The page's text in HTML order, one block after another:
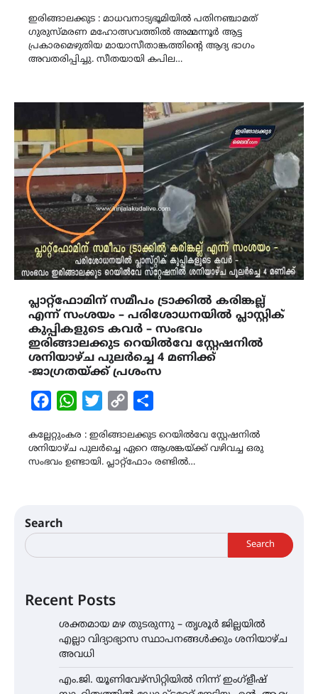
ഇരിങ്ങാലക്കുട : മാധവനാട്യഭൂമിയിൽ പതിനഞ്ചാമത്
ഗുരുസ്മരണ മഹോത്സവത്തിൽ അമ്മന്നൂർ ആട്ട
പ്രകാരമെഴുതിയ മായാസീതാങ്കത്തിന്‍റെ ആദ്യ ഭാഗം
അവതരിപ്പിച്ചു. സീതയായി കപില…
പ്ലാറ്റ്ഫോമിന് സമീപം ട്രാക്കിൽ കരിങ്കല്ല്
എന്ന് സംശയം – പരിശോധനയിൽ പ്ലാസ്റ്റിക്
കുപ്പികളുടെ കവർ – സംഭവം
ഇരിങ്ങാലക്കുട റെയിൽവേ സ്റ്റേഷനിൽ
ശനിയാഴ്ച പുലർച്ചെ 4 മണിക്ക്
-ജാഗ്രതയ്ക്ക് പ്രശംസ
FacebookWhatsAppTwitterCopy
കല്ലേറ്റുംകര : ഇരിങ്ങാലക്കുട റെയിൽവേ സ്റ്റേഷനിൽ
ശനിയാഴ്ച പുലർച്ചെ ഏറെ ആശങ്കയ്ക്ക് വഴിവച്ച ഒരു
സംഭവം ഉണ്ടായി. പ്ലാറ്റ്ഫോം രണ്ടിൽ…
Search
Search
Recent Posts
ശക്തമായ മഴ തുടരുന്നു – തൃശൂർ ജില്ലയിൽ
എല്ലാ വിദ്യാഭ്യാസ സ്ഥാപനങ്ങൾക്കും ശനിയാഴ്ച
അവധി
എം.ജി. യൂണിവേഴ്‌സിറ്റിയിൽ നിന്ന് ഇംഗ്ളീഷ്